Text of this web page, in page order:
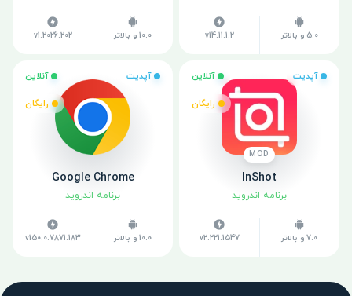
5.0 و بالاتر v14.11.1.2 10.0 و بالاتر v1.2026.202
آپدیت آنلاین
رایگان
MOD
InShot
برنامه اندروید
7.0 و بالاتر v2.221.1547
آپدیت آنلاین
رایگان
Google Chrome
برنامه اندروید
10.0 و بالاتر v150.0.7871.183